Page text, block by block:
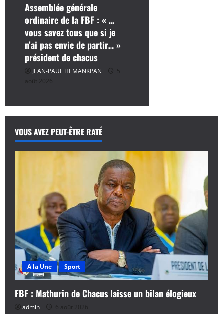
Assemblée générale
ordinaire de la FBF : « …
vous savez tous que si je
n’ai pas envie de partir… »
président de chacus
JEAN-PAUL HEMANKPAN
5
août 2026
VOUS AVEZ PEUT-ÊTRE RATÉ
A la Une Sport
FBF : Mathurin de Chacus laisse un bilan élogieux
admin 6 août 2026